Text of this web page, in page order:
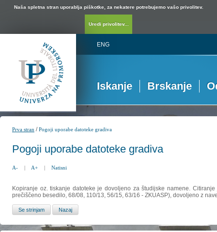
Naša spletna stran uporablja piškotke, za nekatere potrebujemo vašo privolitev.
Uredi privolitev...
ENG
Iskanje Brskanje
Prva stran /Pogoji uporabe datoteke gradiva
Pogoji uporabe datoteke gradiva
A- | A+ | Natisni
Kopiranje oz. tiskanje datoteke je dovoljeno za študijske namene.
prečiščeno besedilo, 68/08, 110/13, 56/15, 63/16 - ZKUASP), dovoljeno z